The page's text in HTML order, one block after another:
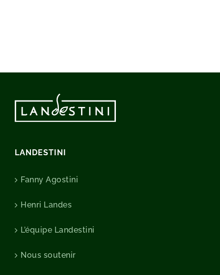
LANDESTINI
Fanny Agostini
Henri Landes
L’équipe Landestini
Nous soutenir